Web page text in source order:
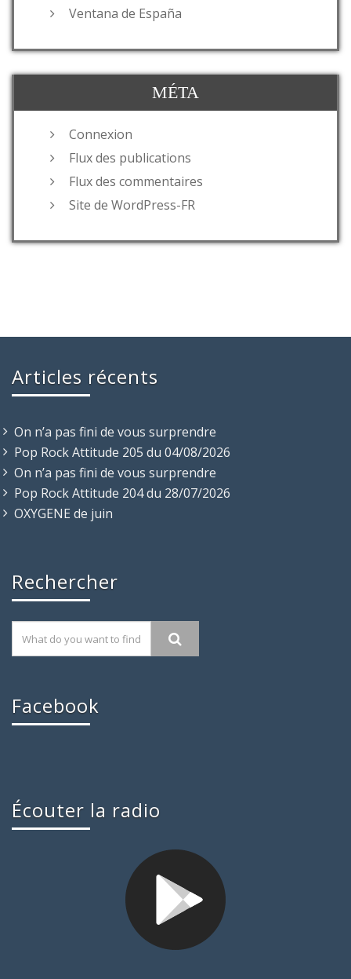
Ventana de España
MÉTA
Connexion
Flux des publications
Flux des commentaires
Site de WordPress-FR
Articles récents
On n’a pas fini de vous surprendre
Pop Rock Attitude 205 du 04/08/2026
On n’a pas fini de vous surprendre
Pop Rock Attitude 204 du 28/07/2026
OXYGENE de juin
Rechercher
Facebook
Écouter la radio